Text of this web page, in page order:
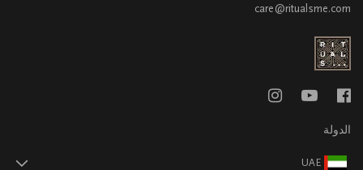
care@ritualsme.com
الدولة
UAE